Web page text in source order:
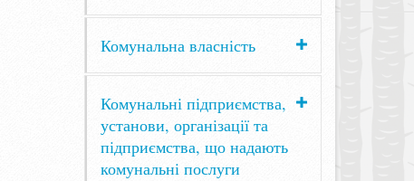
Комунальна власність
Комунальні підприємства,
установи, організації та
підприємства, що надають
комунальні послуги